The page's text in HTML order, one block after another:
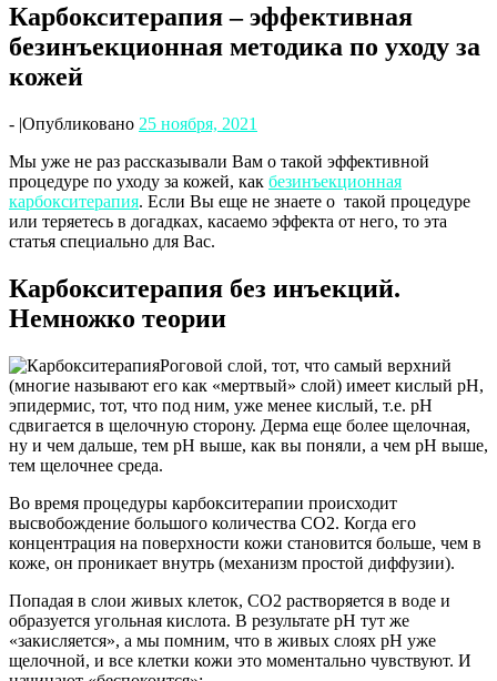
Карбокситерапия – эффективная
безинъекционная методика по уходу за
кожей
- |Опубликовано 25 ноября, 2021
Мы уже не раз рассказывали Вам о такой эффективной
процедуре по уходу за кожей, как безинъекционная
карбокситерапия. Если Вы еще не знаете о такой процедуре
или теряетесь в догадках, касаемо эффекта от него, то эта
статья специально для Вас.
Карбокситерапия без инъекций.
Немножко теории
Роговой слой, тот, что самый верхний
(многие называют его как «мертвый» слой) имеет кислый рН,
эпидермис, тот, что под ним, уже менее кислый, т.е. рН
сдвигается в щелочную сторону. Дерма еще более щелочная,
ну и чем дальше, тем рН выше, как вы поняли, а чем рН выше,
тем щелочнее среда.
Во время процедуры карбокситерапии происходит
высвобождение большого количества СО2. Когда его
концентрация на поверхности кожи становится больше, чем в
коже, он проникает внутрь (механизм простой диффузии).
Попадая в слои живых клеток, СО2 растворяется в воде и
образуется угольная кислота. В результате рН тут же
«закисляется», а мы помним, что в живых слоях рН уже
щелочной, и все клетки кожи это моментально чувствуют. И